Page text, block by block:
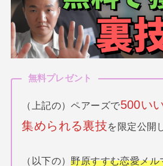
無料プレゼント
（上記の）ペアーズで500い
集められる裏技を限定公開
（以下の）野原すすむ恋愛メル